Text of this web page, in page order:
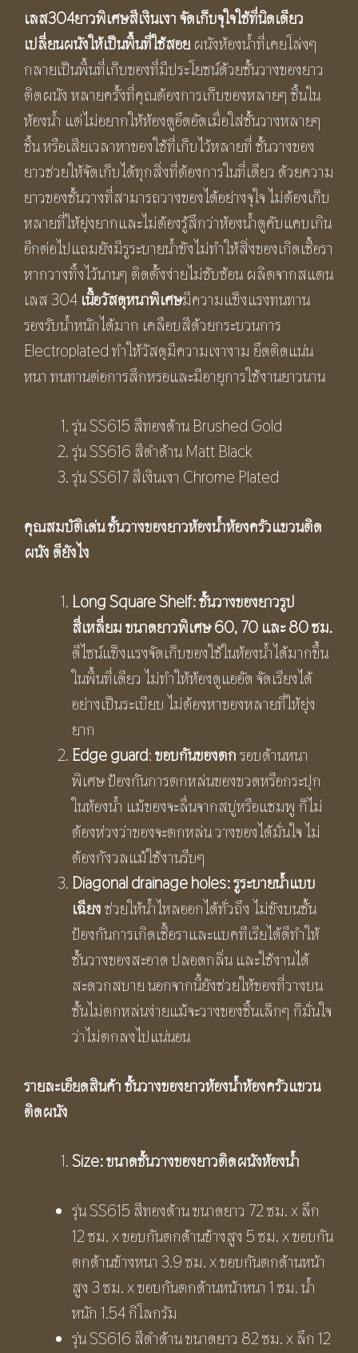
ชิ้น
เลส304ยาวพิเศษสีเงินเงา จัดเก็บจุใจใช้ที่นิดเดียว
เปลี่ยนผนังให้เป็นพื้นที่ใช้สอย ผนังห้องน้ำที่เคยโล่งๆ
กลายเป็นพื้นที่เก็บของที่มีประโยชน์ด้วยชั้นวางของยาว
ติดผนัง หลายครั้งที่คุณต้องการเก็บของหลายๆ ชิ้นใน
ห้องน้ำ แต่ไม่อยากให้ห้องดูอึดอัดเมื่อใส่ชั้นวางหลายๆ
ชิ้น หรือเสียเวลาหาของใช้ที่เก็บไว้หลายที่ ชั้นวางของ
ยาวช่วยให้จัดเก็บได้ทุกสิ่งที่ต้องการในที่เดียว ด้วยความ
ยาวของชั้นวางที่สามารถวางของได้อย่างจุใจ ไม่ต้องเก็บ
หลายที่ให้ยุ่งยากและไม่ต้องรู้สึกว่าห้องน้ำดูคับแคบเกิน
อีกต่อไปแถมยังมีรูระบายน้ำขังไม่ทำให้สิ่งของเกิดเชื้อรา
หากวางทิ้งไว้นานๆ ติดตั้งง่ายไม่ซับซ้อน ผลิตจากสแตน
เลส 304 เนื้อวัสดุหนาพิเศษมีความแข็งแรงทนทาน
รองรับน้ำหนักได้มาก เคลือบสีด้วยกระบวนการ
Electroplated ทำให้วัสดุมีความเงางาม ยึดติดแน่น
หนา ทนทานต่อการสึกหรอและมีอายุการใช้งานยาวนาน
รุ่น SS615 สีทองด้าน Brushed Gold
รุ่น SS616 สีดำด้าน Matt Black
รุ่น SS617 สีเงินเงา Chrome Plated
คุณสมบัติเด่น ชั้นวางของยาวห้องน้ำห้องครัวแขวนติด
ผนัง ดียังไง
Long Square Shelf: ชั้นวางของยาวรูป
สี่เหลี่ยม ขนาดยาวพิเศษ 60, 70 และ 80 ซม.
ดีไซน์แข็งแรงจัดเก็บของใช้ในห้องน้ำได้มากขึ้น
ในพื้นที่เดียว ไม่ทำให้ห้องดูแออัด จัดเรียงได้
อย่างเป็นระเบียบ ไม่ต้องหาของหลายที่ให้ยุ่ง
ยาก
Edge guard:ขอบกันของตกรอบด้านหนา
พิเศษ ป้องกันการตกหล่นของขวดหรือกระปุก
ในห้องน้ำ แม้ของจะลื่นจากสบู่หรือแชมพู ก็ไม่
ต้องห่วงว่าของจะตกหล่น วางของได้มั่นใจ ไม่
ต้องกังวลแม้ใช้งานรีบๆ
Diagonal drainage holes:รูระบายน้ำแบบ
เฉียงช่วยให้น้ำไหลออกได้ทั่วถึง ไม่ขังบนชั้น
ป้องกันการเกิดเชื้อราและแบคทีเรียได้ดีทำให้
ชั้นวางของสะอาด ปลอดกลิ่น และใช้งานได้
สะดวกสบาย นอกจากนี้ยังช่วยให้ของที่วางบน
ชั้นไม่ตกหล่นง่ายแม้จะวางของชิ้นเล็กๆ ก็มั่นใจ
ว่าไม่ตกลงไปแน่นอน
รายละเอียดสินค้าชั้นวางของยาวห้องน้ำห้องครัวแขวน
ติดผนัง
Size: ขนาดชั้นวางของยาวติดผนังห้องน้ำ
รุ่น SS615 สีทองด้าน ขนาดยาว 72 ซม. x ลึก
12 ซม. x ขอบกันตกด้านข้างสูง 5 ซม. x ขอบกัน
ตกด้านข้างหนา 3.9 ซม. x ขอบกันตกด้านหน้า
สูง 3 ซม. x ขอบกันตกด้านหน้าหนา 1 ซม. น้ำ
หนัก 1.54 กิโลกรัม
รุ่น SS616 สีดำด้าน ขนาดยาว 82 ซม. x ลึก 12